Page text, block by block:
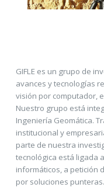
GIFLE es un grupo de
avances y tecnologías
visión por computador,
Nuestro grupo está
Ingeniería Geomática.
institucional y
parte de nuestra
tecnológica está ligada
informáticos, a petición
por soluciones